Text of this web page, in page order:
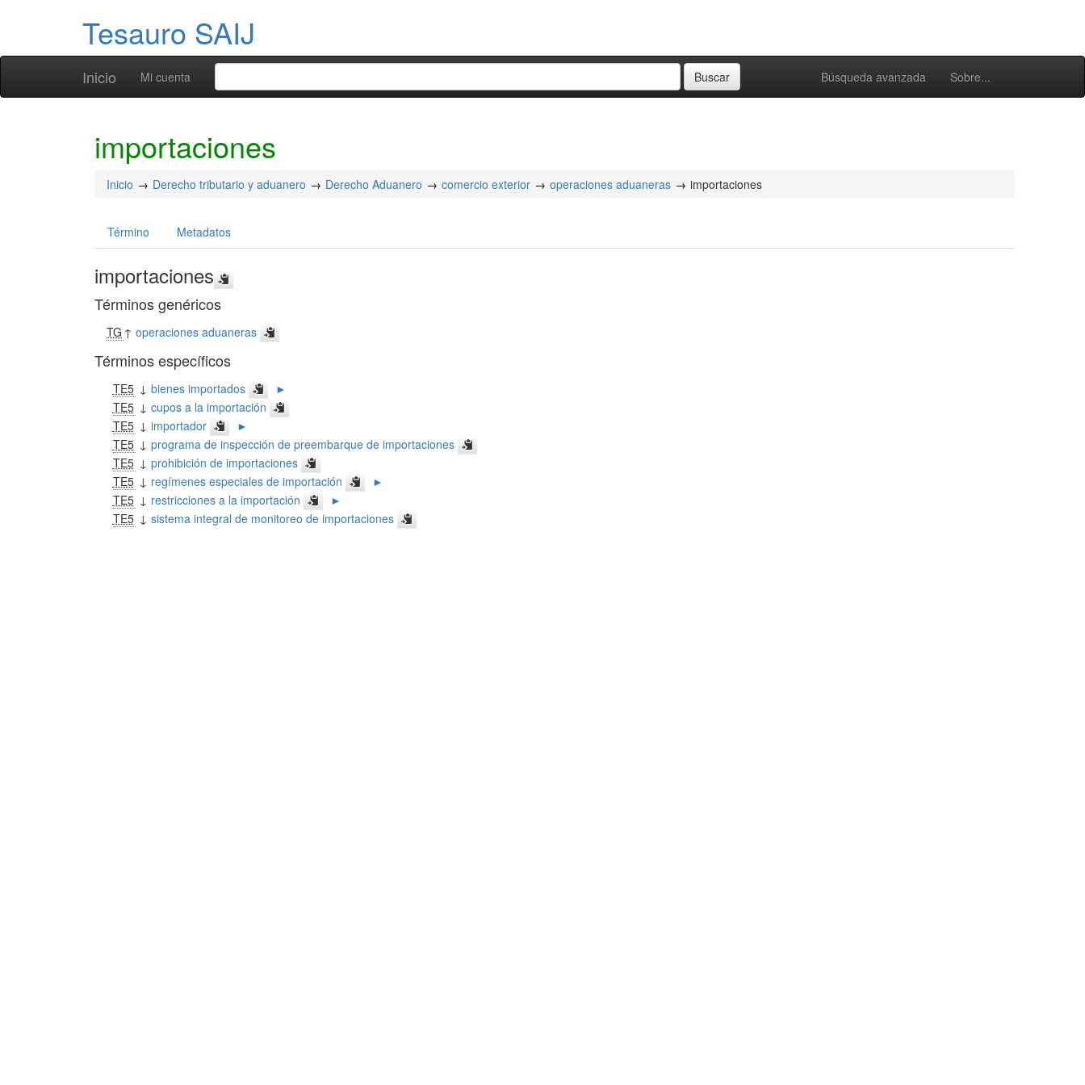
Tesauro SAIJ
Inicio Búsqueda avanzada Sobre...
Mi cuenta
importaciones
Inicio Derecho tributario y aduanero Derecho Aduanero comercio exterior operaciones aduaneras importaciones
Término Metadatos
importaciones
Términos genéricos
TG ↑operaciones aduaneras
Términos específicos
TE5 ↓ bienes importados
►
TE5 ↓ cupos a la importación
TE5 ↓ importador
►
TE5 ↓ programa de inspección de preembarque de importaciones
TE5 ↓ prohibición de importaciones
TE5 ↓ regímenes especiales de importación
►
TE5 ↓ restricciones a la importación
►
TE5 ↓ sistema integral de monitoreo de importaciones